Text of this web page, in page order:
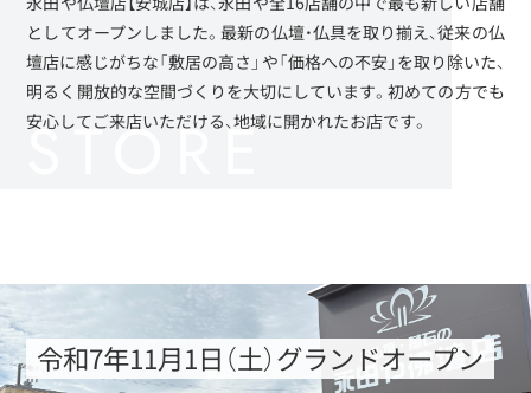
としてオープンしました。最新の仏壇・仏具を取り揃え、従来の仏
壇店に感じがちな「敷居の高さ」や「価格への不安」を取り除いた、
明るく開放的な空間づくりを大切にしています。初めての方でも
安心してご来店いただける、地域に開かれたお店です。
令和7年11月1日（土）グランドオープン